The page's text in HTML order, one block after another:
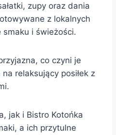
zupy oraz dania
z lokalnych
smaku i świeżości.
co czyni je
relaksujący posiłek z
jak i Bistro Kotońka
a ich przytulne